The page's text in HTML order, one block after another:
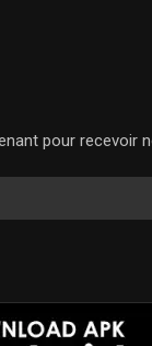
pour recevoir